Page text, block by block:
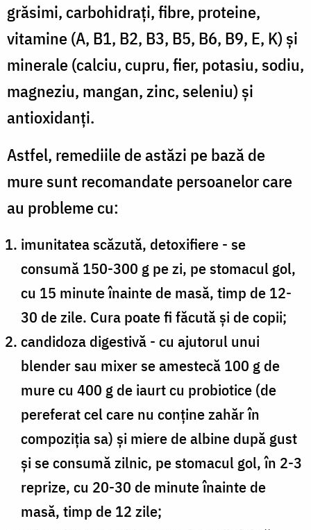
grăsimi, carbohidrați, fibre, proteine,
vitamine (A, B1, B2, B3, B5, B6, B9, E, K) și
minerale (calciu, cupru, fier, potasiu, sodiu,
magneziu, mangan, zinc, seleniu) și
antioxidanți.
Astfel, remediile de astăzi pe bază de
mure sunt recomandate persoanelor care
au probleme cu:
imunitatea scăzută, detoxifiere - se
consumă 150-300 g pe zi, pe stomacul gol,
cu 15 minute înainte de masă, timp de 12-
30 de zile. Cura poate fi făcută și de copii;
candidoza digestivă - cu ajutorul unui
blender sau mixer se amestecă 100 g de
mure cu 400 g de iaurt cu probiotice (de
pereferat cel care nu conține zahăr în
compoziția sa) și miere de albine după gust
și se consumă zilnic, pe stomacul gol, în 2-3
reprize, cu 20-30 de minute înainte de
masă, timp de 12 zile;